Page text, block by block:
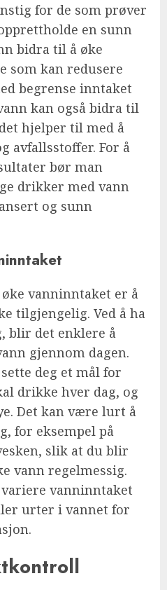
for de som prøver
en sunn
bidra til å øke
som kan redusere
begrense inntaket
kan også bidra til
hjelper til med å
avfallsstoffer. For å
bør man
drikker med vann
og sunn
vanninntaket er å
tilgjengelig. Ved å ha
blir det enklere å
gjennom dagen.
deg et mål for
drikke hver dag, og
Det kan være lurt å
for eksempel på
slik at du blir
vann regelmessig.
vanninntaket
urter i vannet for